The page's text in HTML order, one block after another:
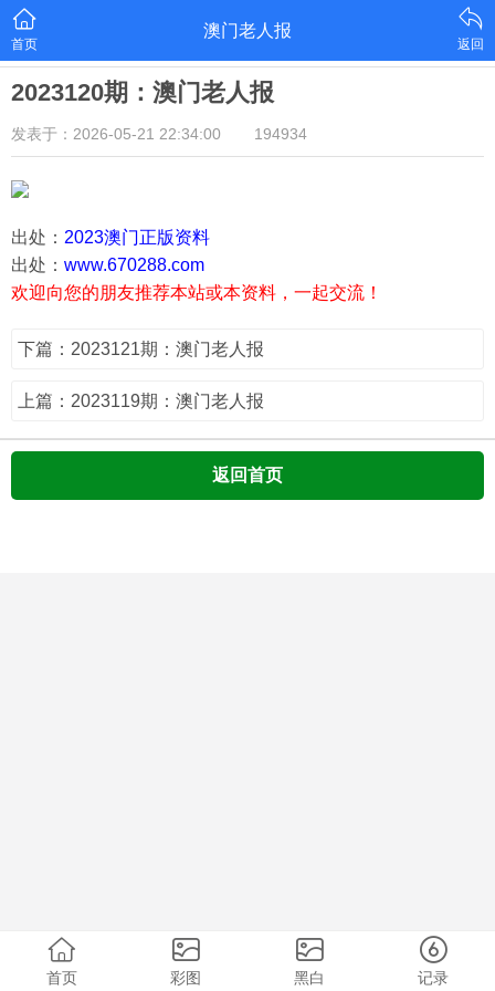
首页
澳门老人报
返回
2023120期：澳门老人报
发表于：2026-05-21 22:34:00 194934
出处： 2023澳门正版资料
出处： www.670288.com
欢迎向您的朋友推荐本站或本资料，一起交流！
下篇：2023121期：澳门老人报
上篇：2023119期：澳门老人报
返回首页
首页 彩图 黑白 记录